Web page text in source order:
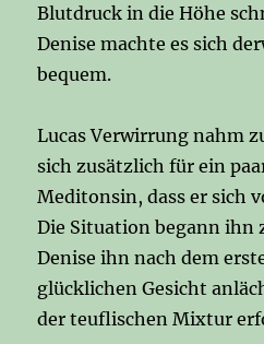
Blutdruck in die Höhe
Denise machte es sich
bequem.
Lucas Verwirrung nahm
sich zusätzlich für ein
Meditonsin, dass er sich
Die Situation begann ihn
Denise ihn nach dem
glücklichen Gesicht
der teuflischen Mixtur